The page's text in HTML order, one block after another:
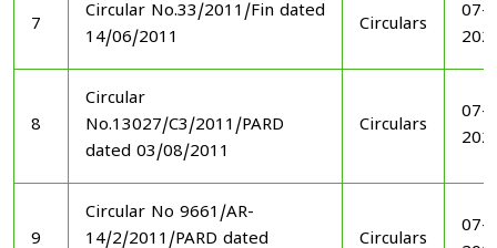
7
Circular No.33/2011/Fin dated
14/06/2011
Circulars
07-
8
Circular
No.13027/C3/2011/PARD
dated 03/08/2011
Circulars
07-
9
Circular No 9661/AR-
14/2/2011/PARD dated
Circulars
07-